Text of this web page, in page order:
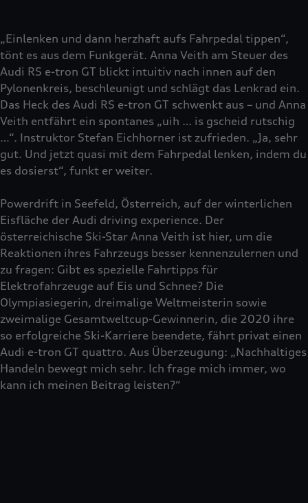
„Einlenken und dann herzhaft aufs Fahrpedal tippen“,
tönt es aus dem Funkgerät. Anna Veith am Steuer des
Audi RS e-tron GT blickt intuitiv nach innen auf den
Pylonenkreis, beschleunigt und schlägt das Lenkrad ein.
Das Heck des Audi RS e-tron GT schwenkt aus – und Anna
Veith entfährt ein spontanes „uih … is gscheid rutschig
…“. Instruktor Stefan Eichhorner ist zufrieden. „Ja, sehr
gut. Und jetzt quasi mit dem Fahrpedal lenken, indem du
es dosierst“, funkt er weiter.
Powerdrift in Seefeld, Österreich, auf der winterlichen
Eisfläche der Audi driving experience. Der
österreichische Ski-Star Anna Veith ist hier, um die
Reaktionen ihres Fahrzeugs besser kennenzulernen und
zu fragen: Gibt es spezielle Fahrtipps für
Elektrofahrzeuge auf Eis und Schnee? Die
Olympiasiegerin, dreimalige Weltmeisterin sowie
zweimalige Gesamtweltcup-Gewinnerin, die 2020 ihre
so erfolgreiche Ski-Karriere beendete, fährt privat einen
Audi e-tron GT quattro. Aus Überzeugung: „Nachhaltiges
Handeln bewegt mich sehr. Ich frage mich immer, wo
kann ich meinen Beitrag leisten?“